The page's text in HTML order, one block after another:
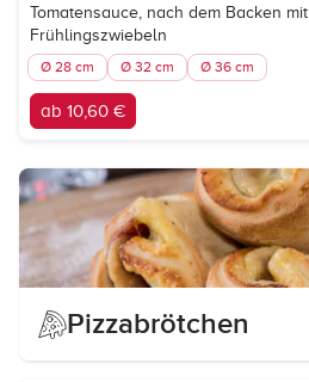
Tomatensauce, nach dem Backen mit
Frühlingszwiebeln
Ø 28 cm Ø 32 cm Ø 36 cm
ab 10,60 €
Pizzabrötchen